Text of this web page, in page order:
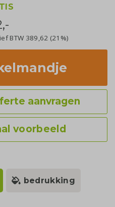
BTW 389,62 (21%)
aanvragen
voorbeeld
bedrukking